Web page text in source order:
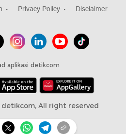
Privacy Policy Disclaimer
aplikasi detikcom
detikcom, All right reserved